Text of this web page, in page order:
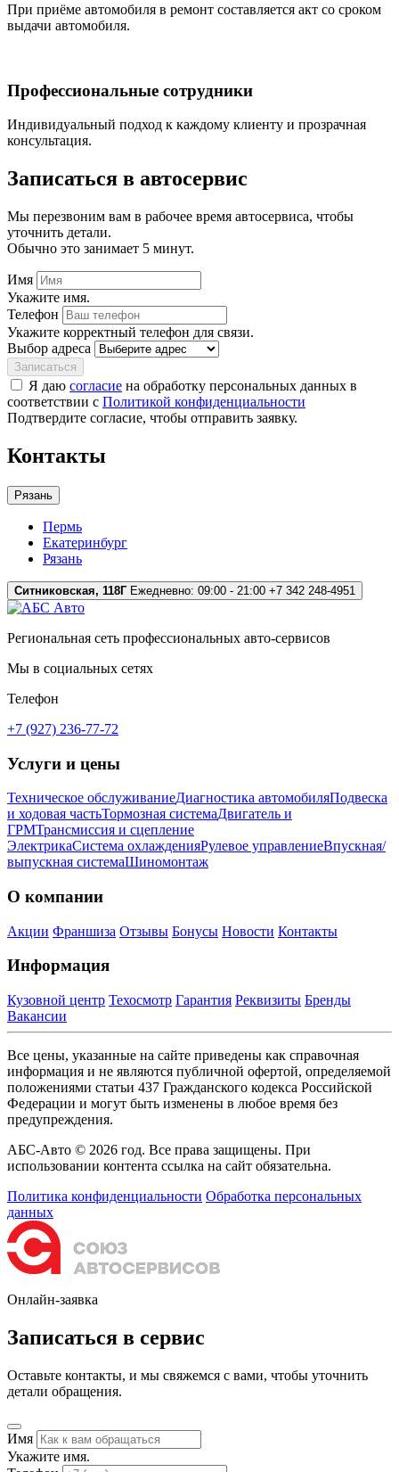
При приёме автомобиля в ремонт составляется акт со сроком
выдачи автомобиля.
Профессиональные сотрудники
Индивидуальный подход к каждому клиенту и прозрачная
консультация.
Записаться в автосервис
Мы перезвоним вам в рабочее время автосервиса, чтобы
уточнить детали.
Обычно это занимает 5 минут.
Имя
Укажите имя.
Телефон
Укажите корректный телефон для связи.
Выбор адреса
Записаться
Я даю согласие на обработку персональных данных в
соответствии с Политикой конфиденциальности
Подтвердите согласие, чтобы отправить заявку.
Контакты
Рязань
Пермь
Екатеринбург
Рязань
Ситниковская, 118ГЕжедневно: 09:00 - 21:00 +7 342 248-4951
Региональная сеть профессиональных авто-сервисов
Мы в социальных сетях
Телефон
+7 (927) 236-77-72
Услуги и цены
Техническое обслуживаниеДиагностика автомобиляПодвеска
и ходовая частьТормозная системаДвигатель и
ГРМТрансмиссия и сцепление
ЭлектрикаСистема охлажденияРулевое управлениеВпускная/
выпускная системаШиномонтаж
О компании
Акции Франшиза Отзывы Бонусы Новости Контакты
Информация
Кузовной центр Техосмотр Гарантия Реквизиты Бренды
Вакансии
Все цены, указанные на сайте приведены как справочная
информация и не являются публичной офертой, определяемой
положениями статьи 437 Гражданского кодекса Российской
Федерации и могут быть изменены в любое время без
предупреждения.
АБС-Авто © 2026 год. Все права защищены. При
использовании контента ссылка на сайт обязательна.
Политика конфиденциальности Обработка персональных
данных
Онлайн-заявка
Записаться в сервис
Оставьте контакты, и мы свяжемся с вами, чтобы уточнить
детали обращения.
Имя
Укажите имя.